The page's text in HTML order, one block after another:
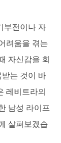
부전이나 자
려움을 겪는
자신감을 회
는 것이 바
레비트라의
남성 라이프
살펴보겠습